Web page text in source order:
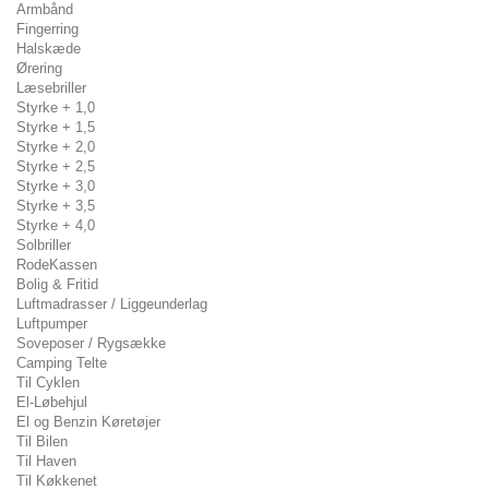
Armbånd
Fingerring
Halskæde
Ørering
Læsebriller
Styrke + 1,0
Styrke + 1,5
Styrke + 2,0
Styrke + 2,5
Styrke + 3,0
Styrke + 3,5
Styrke + 4,0
Solbriller
RodeKassen
Bolig & Fritid
Luftmadrasser / Liggeunderlag
Luftpumper
Soveposer / Rygsække
Camping Telte
Til Cyklen
El-Løbehjul
El og Benzin Køretøjer
Til Bilen
Til Haven
Til Køkkenet